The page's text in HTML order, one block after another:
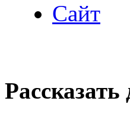
Сайт
Рассказать